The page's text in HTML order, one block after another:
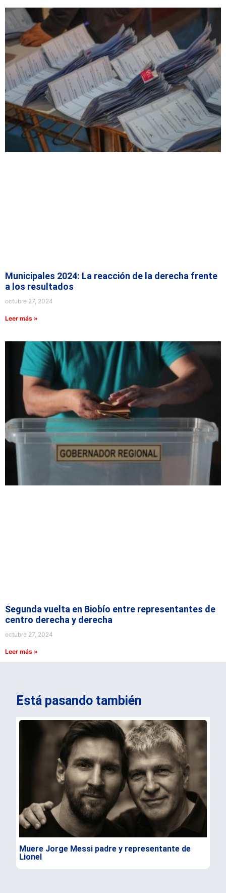
Municipales 2024: La reacción de la derecha frente
a los resultados
octubre 27, 2024
Leer más »
Segunda vuelta en Biobío entre representantes de
centro derecha y derecha
octubre 27, 2024
Leer más »
Está pasando también
Muere Jorge Messi padre y representante de
Lionel